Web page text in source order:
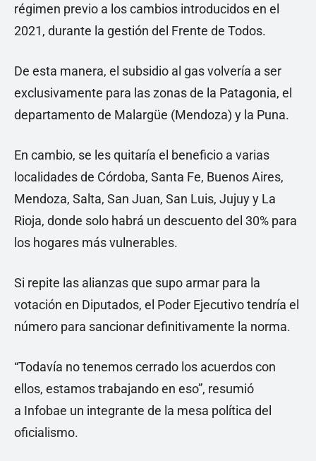
régimen previo a los cambios introducidos en el
2021, durante la gestión del Frente de Todos.
De esta manera, el subsidio al gas volvería a ser
exclusivamente para las zonas de la Patagonia, el
departamento de Malargüe (Mendoza) y la Puna.
En cambio, se les quitaría el beneficio a varias
localidades de Córdoba, Santa Fe, Buenos Aires,
Mendoza, Salta, San Juan, San Luis, Jujuy y La
Rioja, donde solo habrá un descuento del 30% para
los hogares más vulnerables.
Si repite las alianzas que supo armar para la
votación en Diputados, el Poder Ejecutivo tendría el
número para sancionar definitivamente la norma.
“Todavía no tenemos cerrado los acuerdos con
ellos, estamos trabajando en eso”, resumió
a Infobae un integrante de la mesa política del
oficialismo.